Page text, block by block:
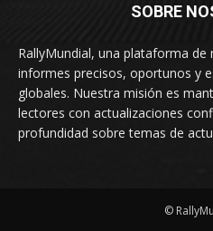
SOBRE
RallyMundial, una plataforma
informes precisos, oportunos y
globales. Nuestra misión es
lectores con actualizaciones
profundidad sobre temas de
©